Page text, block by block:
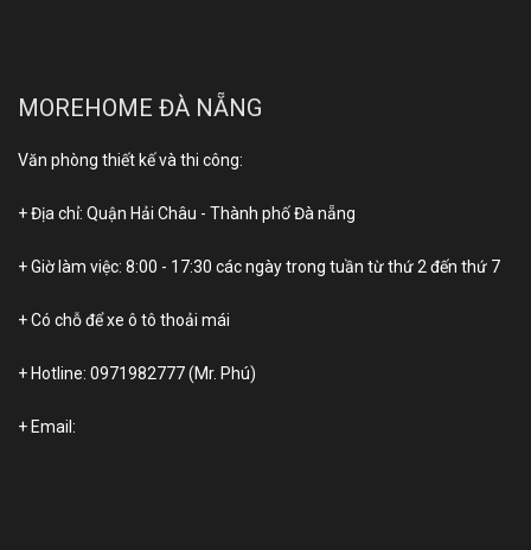
MOREHOME ĐÀ NẴNG
Văn phòng thiết kế và thi công:
+ Địa chỉ: Quận Hải Châu - Thành phố Đà nẵng
+ Giờ làm việc: 8:00 - 17:30 các ngày trong tuần từ thứ 2 đến thứ 7
+ Có chỗ để xe ô tô thoải mái
+ Hotline: 0971982777(Mr. Phú)
+ Email: